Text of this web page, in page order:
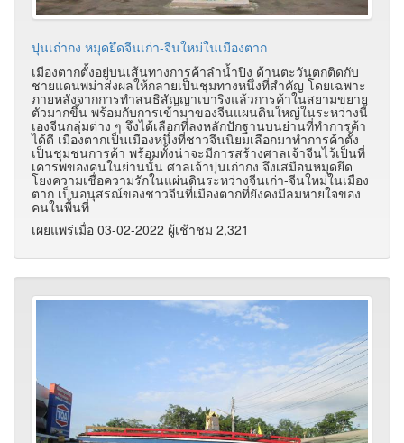
ปุนเถ่ากง หมุดยึดจีนเก่า-จีนใหม่ในเมืองตาก
เมืองตากตั้งอยู่บนเส้นทางการค้าลำน้ำปิง ด้านตะวันตกติดกับ
ชายแดนพม่าส่งผลให้กลายเป็นชุมทางหนึ่งที่สำคัญ โดยเฉพาะ
ภายหลังจากการทำสนธิสัญญาเบาริงแล้วการค้าในสยามขยาย
ตัวมากขึ้น พร้อมกับการเข้ามาของจีนแผนดินใหญ่ในระหว่างนี้
เองจีนกลุ่มต่าง ๆ จึงได้เลือกที่ลงหลักปักฐานบนย่านที่ทำการค้า
ได้ดี เมืองตากเป็นเมืองหนึ่งที่ชาวจีนนิยมเลือกมาทำการค้าตั้ง
เป็นชุมชนการค้า พร้อมทั้งน่าจะมีการสร้างศาลเจ้าจีนไว้เป็นที่
เคารพของคนในย่านนั้น ศาลเจ้าปุนเถ่ากง จึงเสมือนหมุดยึด
โยงความเชื่อความรักในแผ่นดินระหว่างจีนเก่า-จีนใหม่ในเมือง
ตาก เป็นอนุสรณ์ของชาวจีนที่เมืองตากที่ยังคงมีลมหายใจของ
คนในพื้นที่
เผยแพร่เมื่อ 03-02-2022 ผู้เช้าชม 2,321